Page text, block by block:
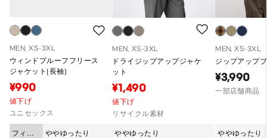
MEN, XS-3XL
ウィンドプルーフフリース
ジャケット(長袖)
¥990
値下げ
ユニセックス
フィッ
ややゆったり
MEN, XS-3XL
ドライジップアップジャケ
ット
¥1,490
値下げ
リサイクル素材
ややゆったり
MEN, XS-3XL
ジップアップ
¥3,990
一部店舗商品
ややゆったり